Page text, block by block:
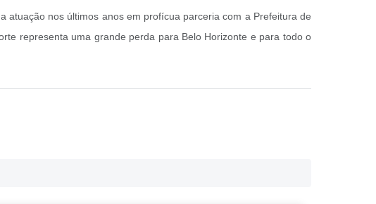
atuação nos últimos anos em profícua parceria com a Prefeitura de
representa uma grande perda para Belo Horizonte e para todo o